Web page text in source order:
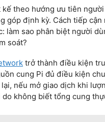
theo hướng ưu tiên
góp định kỳ. Cách tiếp
làm sao phân biệt người
soát?
trở thành điều kiện
cung Pi đủ điều kiện
nếu mở giao dịch khi
không biết tổng cung